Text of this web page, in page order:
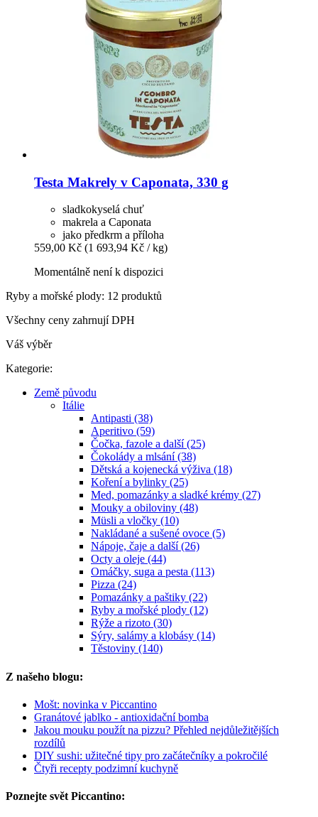
Testa Makrely v Caponata, 330 g
sladkokyselá chuť
makrela a Caponata
jako předkrm a příloha
559,00 Kč (1 693,94 Kč / kg)
Momentálně není k dispozici
Ryby a mořské plody: 12 produktů
Všechny ceny zahrnují DPH
Váš výběr
Kategorie:
Země původu
Itálie
Antipasti (38)
Aperitivo (59)
Čočka, fazole a další (25)
Čokolády a mlsání (38)
Dětská a kojenecká výživa (18)
Koření a bylinky (25)
Med, pomazánky a sladké krémy (27)
Mouky a obiloviny (48)
Müsli a vločky (10)
Nakládané a sušené ovoce (5)
Nápoje, čaje a další (26)
Octy a oleje (44)
Omáčky, suga a pesta (113)
Pizza (24)
Pomazánky a paštiky (22)
Ryby a mořské plody (12)
Rýže a rizoto (30)
Sýry, salámy a klobásy (14)
Těstoviny (140)
Z našeho blogu:
Mošt: novinka v Piccantino
Granátové jablko - antioxidační bomba
Jakou mouku použít na pizzu? Přehled nejdůležitějších
rozdílů
DIY sushi: užitečné tipy pro začátečníky a pokročilé
Čtyři recepty podzimní kuchyně
Poznejte svět Piccantino: